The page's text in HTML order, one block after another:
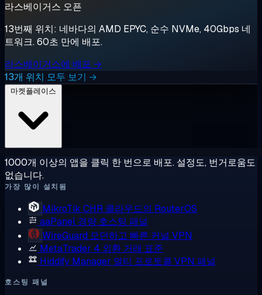
라스베이거스 오픈
13번째 위치: 네바다의 AMD EPYC, 순수 NVMe, 40Gbps 네
트워크. 60초 만에 배포.
라스베이거스에 배포 →
13개 위치 모두 보기 →
1000개 이상의 앱을 클릭 한 번으로 배포. 설정도, 번거로움도
없습니다.
가장 많이 설치됨
MikroTik CHR 클라우드의 RouterOS
aaPanel 경량 호스팅 패널
WireGuard 모던하고 빠른 커널 VPN
MetaTrader 4 외환 거래 표준
Hiddify Manager 멀티 프로토콜 VPN 패널
호스팅 패널